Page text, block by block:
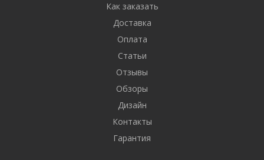
Как заказать
Доставка
Оплата
Статьи
Отзывы
Обзоры
Дизайн
Контакты
Гарантия